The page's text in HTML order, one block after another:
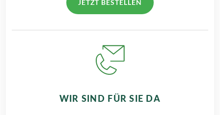
JETZT BESTELLEN
WIR SIND FÜR SIE DA